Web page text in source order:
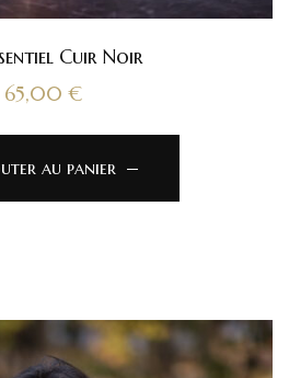
Cuir Noir
65,00 €
au panier